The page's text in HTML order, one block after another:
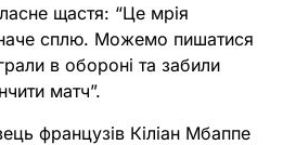
щастя: “Це мрія
сплю. Можемо пишатися
в обороні та забили
матч”.
французів Кіліан Мбаппе